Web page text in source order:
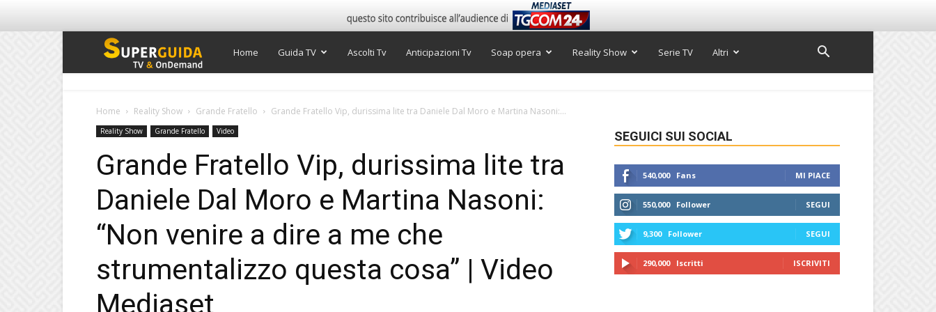
Super
TV
Home Guida TV Ascolti Tv Anticipazioni Tv Soap opera Reality Show Serie TV Altri
Home Reality Show Grande Fratello Grande Fratello Vip, durissima lite tra Daniele Dal Moro e Martina Nasoni:...
Reality Show Grande Fratello Video
Grande Fratello Vip, durissima lite tra
Daniele Dal Moro e Martina Nasoni:
“Non venire a dire a me che
strumentalizzo questa cosa” | Video
Mediaset
SEGUICI SUI SOCIAL
540,000 Fans MI PIACE
550,000 Follower SEGUI
9,300 Follower SEGUI
290,000 Iscritti ISCRIVITI